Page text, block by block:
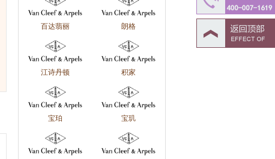
百达翡丽 朗格
江诗丹顿 积家
宝珀 宝玑